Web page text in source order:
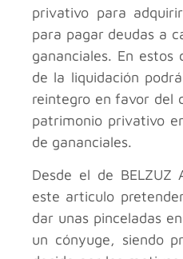
privativo para
para pagar deudas a
gananciales. En
de la liquidación
reintegro en favor del
patrimonio privativo
de gananciales.
Desde el de BELZUZ
este articulo
dar unas pinceladas
un cónyuge, siendo